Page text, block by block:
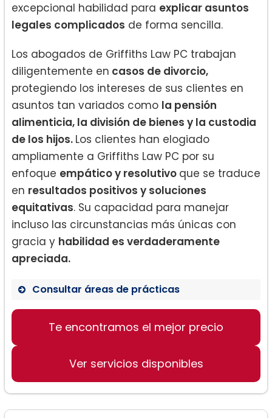
excepcional habilidad para explicar asuntos
legales complicados de forma sencilla.
Los abogados de Griffiths Law PC trabajan
diligentemente en casos de divorcio,
protegiendo los intereses de sus clientes en
asuntos tan variados como la pensión
alimenticia, la división de bienes y la custodia
de los hijos. Los clientes han elogiado
ampliamente a Griffiths Law PC por su
enfoque empático y resolutivo que se traduce
en resultados positivos y soluciones
equitativas. Su capacidad para manejar
incluso las circunstancias más únicas con
gracia y habilidad es verdaderamente
apreciada.
Consultar áreas de prácticas
Divorcio
Manutención de niños y cónyuges
División de bienes matrimoniales
Te encontramos el mejor precio
Ver servicios disponibles